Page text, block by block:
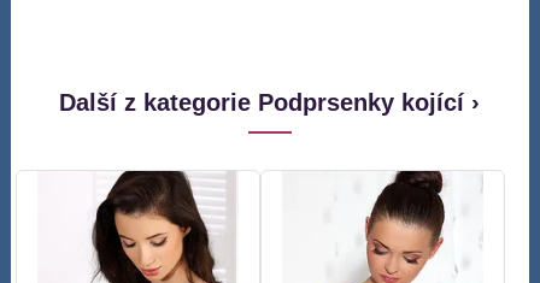
Další z kategorie Podprsenky kojící ›